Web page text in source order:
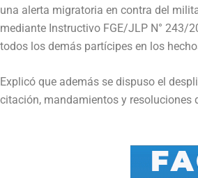
una alerta migratoria en contra del
mediante Instructivo FGE/JLP N° 243/
todos los demás partícipes en los
Explicó que además se dispuso el
citación, mandamientos y resoluciones